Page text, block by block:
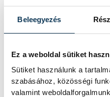
Beleegyezés
Ez a weboldal sütiket
Sütiket használunk a
szabásához, közösségi
valamint